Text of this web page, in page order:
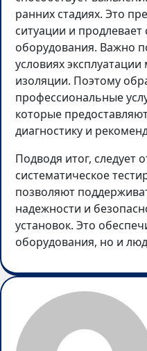
ранних стадиях. Это
ситуации и
оборудования. Важно
условиях
изоляции. Поэтому
профессиональные
которые
диагностику и
Подводя итог, следует
систематическое
позволяют
надежности и
установок. Это
оборудования, но и